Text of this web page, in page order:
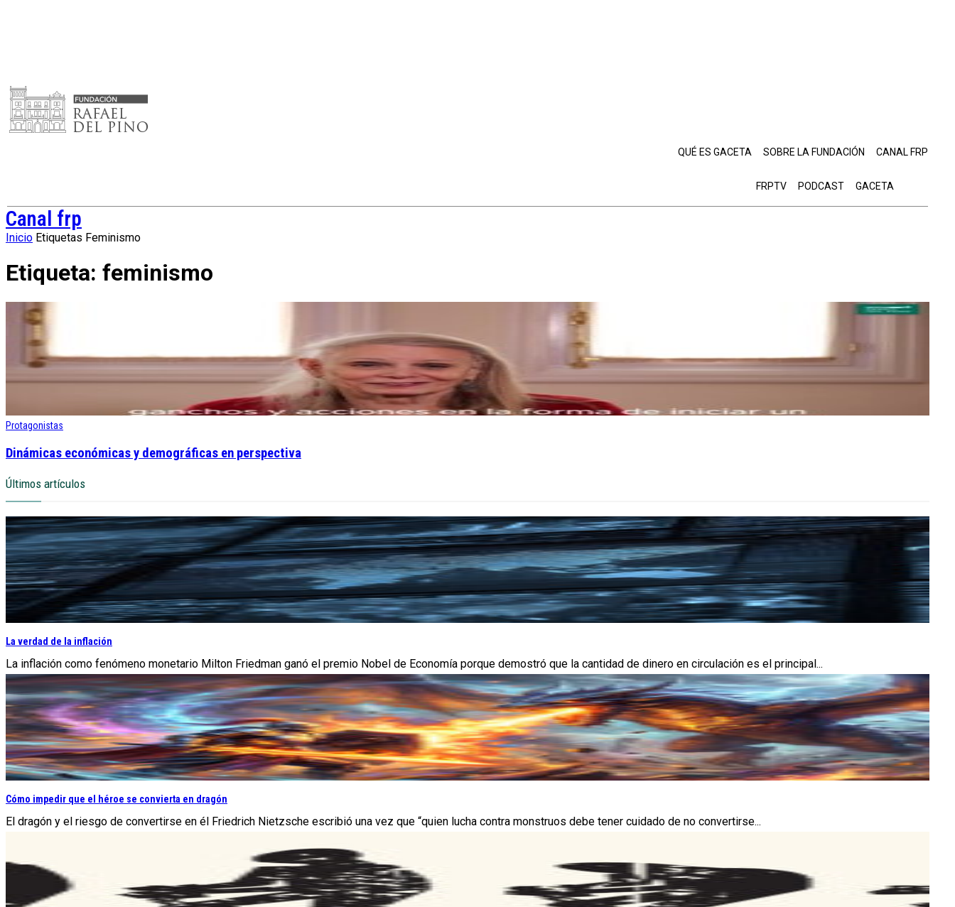
QUÉ ES GACETA SOBRE LA FUNDACIÓN CANAL FRP
FRPTV PODCAST GACETA
Canal frp
Inicio Etiquetas Feminismo
Etiqueta: feminismo
Protagonistas
Dinámicas económicas y demográficas en perspectiva
Últimos artículos
La verdad de la inflación
La inflación como fenómeno monetario Milton Friedman ganó el premio Nobel de Economía porque demostró que la cantidad de dinero en circulación es el principal...
Cómo impedir que el héroe se convierta en dragón
El dragón y el riesgo de convertirse en él Friedrich Nietzsche escribió una vez que “quien lucha contra monstruos debe tener cuidado de no convertirse...